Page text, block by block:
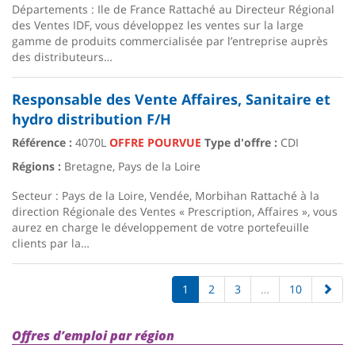
Départements : Ile de France Rattaché au Directeur Régional
des Ventes IDF, vous développez les ventes sur la large
gamme de produits commercialisée par l’entreprise auprès
des distributeurs…
Responsable des Vente Affaires, Sanitaire et
hydro distribution F/H
Référence : 4070L OFFRE POURVUE Type d'offre : CDI
Régions : Bretagne, Pays de la Loire
Secteur : Pays de la Loire, Vendée, Morbihan Rattaché à la
direction Régionale des Ventes « Prescription, Affaires », vous
aurez en charge le développement de votre portefeuille
clients par la…
1 2 3 … 10
Offres d’emploi par région